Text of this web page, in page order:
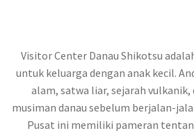
Visitor Center Danau Shikotsu
untuk keluarga dengan anak kecil.
alam, satwa liar, sejarah vulkanik,
musiman danau sebelum berjalan-
Pusat ini memiliki pameran